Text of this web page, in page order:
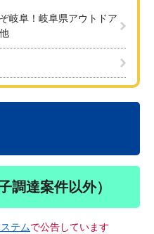
岐阜！岐阜県アウトドア
調達案件以外）
テムで公告しています